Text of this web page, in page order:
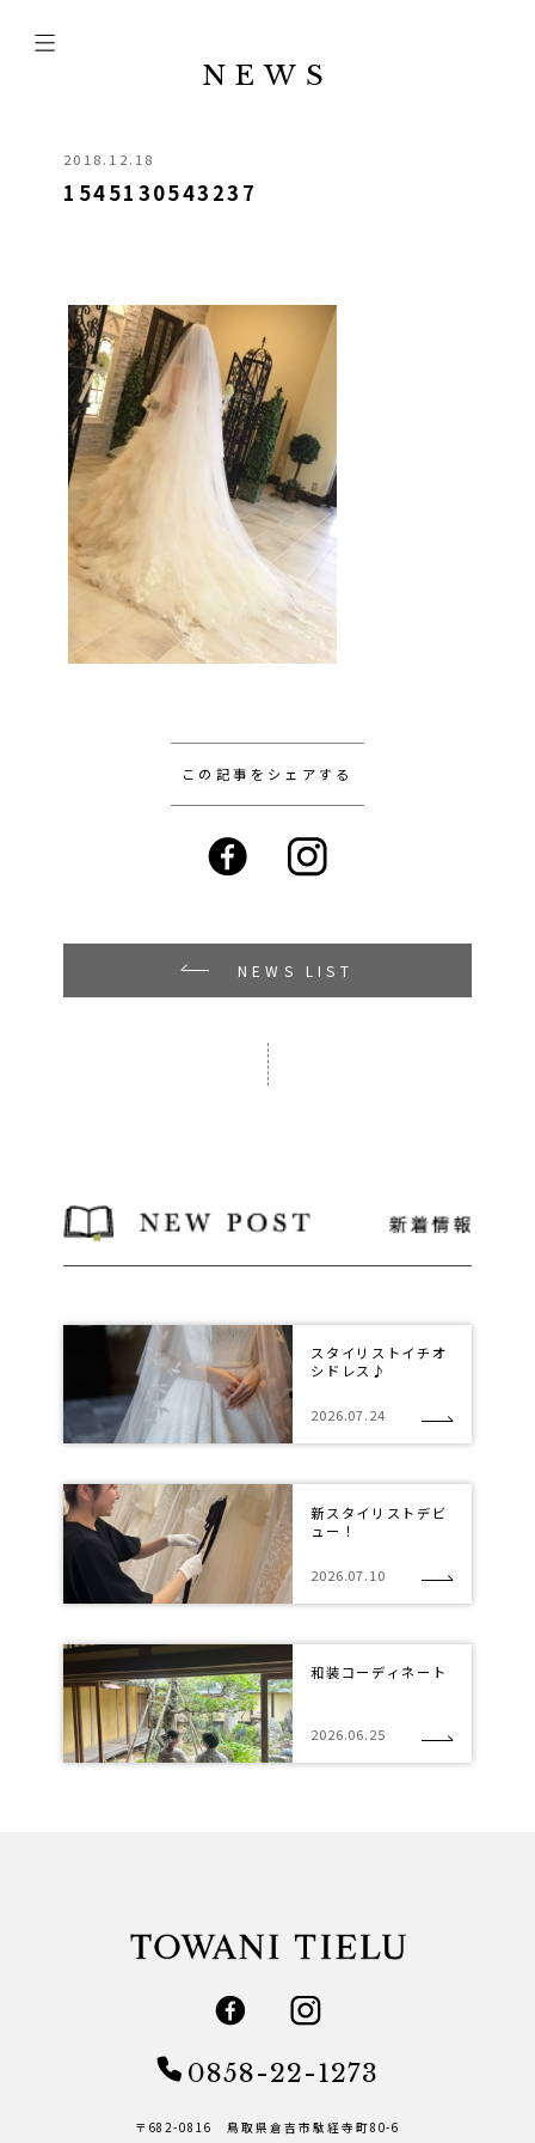
NEWS
2018.12.18
1545130543237
この記事をシェアする
NEWS LIST
スタイリストイチオ
シドレス♪
2026.07.24
新スタイリストデビ
ュー！
2026.07.10
和装コーディネート
2026.06.25
0858-22-1273
〒682-0816 鳥取県倉吉市駄経寺町80-6